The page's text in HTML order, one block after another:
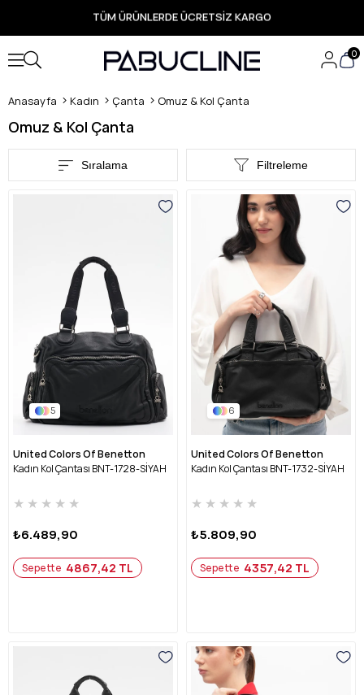
Yeni Sezon Ürünlerde Özel Fırsatlar
Seçili Ürünlerde Hızlı Teslimat
0
Anasayfa Kadın Çanta Omuz & Kol Çanta
Omuz & Kol Çanta
Filtreleme
Sıralama
5
United Colors Of Benetton
Kadın Kol Çantası BNT-1728-SİYAH
★ ★ ★ ★ ★
₺6.489,90
Sepette 4867,42 TL
6
United Colors Of Benetton
Kadın Kol Çantası BNT-1732-SİYAH
★ ★ ★ ★ ★
₺5.809,90
Sepette 4357,42 TL